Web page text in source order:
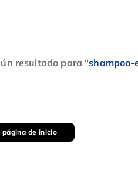
resultado para "shampoo-
página de inicio